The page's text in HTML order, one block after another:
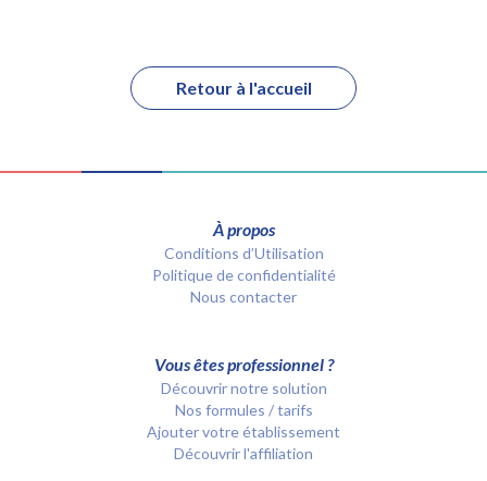
Retour à l'accueil
À propos
Conditions d’Utilisation
Politique de confidentialité
Nous contacter
Vous êtes professionnel ?
Découvrir notre solution
Nos formules / tarifs
Ajouter votre établissement
Découvrir l'affiliation